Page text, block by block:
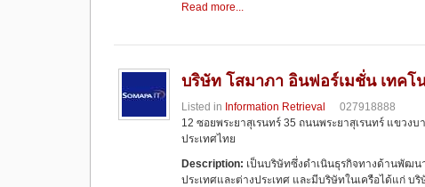
e
b
o
o
k
o
d
o
n
e
Read more...
บริษัท โสมาภา อินฟอร์เมชั่น เทคโ
Listed in Information Retrieval
027918888
12 ซอยพระยาสุเรนทร์ 35 ถนนพระยาสุเรนทร์ แขวง
ประเทศไทย
Description: เป็นบริษัทซึ่งดำเนินธุรกิจทางด้านพัฒน
ประเทศและต่างประเทศ และมีบริษัทในเครือได้แก่